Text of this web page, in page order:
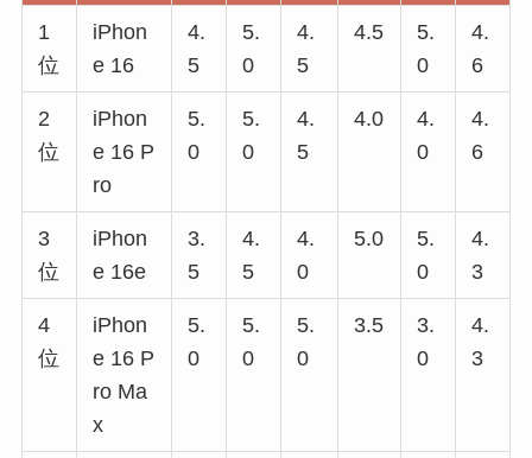
1
位
iPhon
e 16
4.
5
5.
0
4.
5
4.5
5.
0
4.
6
2
位
iPhon
e 16 P
ro
5.
0
5.
0
4.
5
4.0
4.
0
4.
6
3
位
iPhon
e 16e
3.
5
4.
5
4.
0
5.0
5.
0
4.
3
4
位
iPhon
e 16 P
ro Ma
x
5.
0
5.
0
5.
0
3.5
3.
0
4.
3